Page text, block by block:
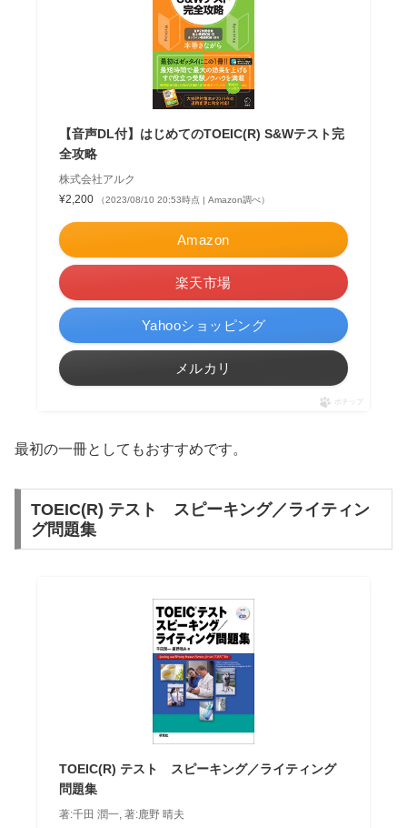
【音声DL付】はじめてのTOEIC(R) S&Wテスト完
全攻略
株式会社アルク
¥2,200
（2023/08/10 20:53時点 | Amazon調べ）
Amazon
楽天市場
Yahooショッピング
メルカリ
ポチップ
最初の一冊としてもおすすめです。
TOEIC(R) テスト スピーキング／ライティン
グ問題集
TOEIC(R) テスト スピーキング／ライティング
問題集
著:千田 潤一, 著:鹿野 晴夫